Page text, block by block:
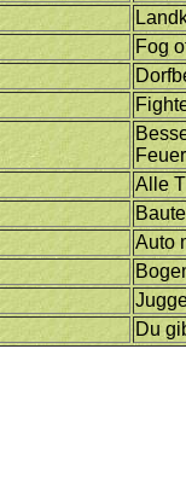
Fog
Alle
Auto
Du